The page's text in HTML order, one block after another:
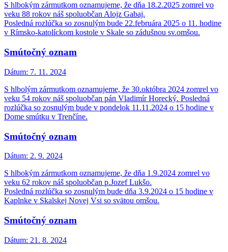
S hlbokým zármutkom oznamujeme, že dňa 18.2.2025 zomrel vo
veku 88 rokov náš spoluobčan Alojz Gabaj.
Posledná rozlúčka so zosnulým bude 22.februára 2025 o 11. hodine
v Rímsko-katolíckom kostole v Skale so zádušnou sv.omšou.
Smútočný oznam
Dátum: 7. 11. 2024
S hlbolým zármutkom oznamujeme, že 30.októbra 2024 zomrel vo
veku 54 rokov náš spoluobčan pán Vladimír Horecký. Posledná
rozlúčka so zosnulým bude v pondelok 11.11.2024 o 15 hodine v
Dome smútku v Trenčíne.
Smútočný oznam
Dátum: 2. 9. 2024
S hlbokým zármutkom oznamujeme, že dňa 1.9.2024 zomrel vo
veku 62 rokov náš spoluobčan p.Jozef Lukšo.
Posledná rozlúčka so zosnulým bude dňa 3.9.2024 o 15 hodine v
Kaplnke v Skalskej Novej Vsi so svätou omšou.
Smútočný oznam
Dátum: 21. 8. 2024